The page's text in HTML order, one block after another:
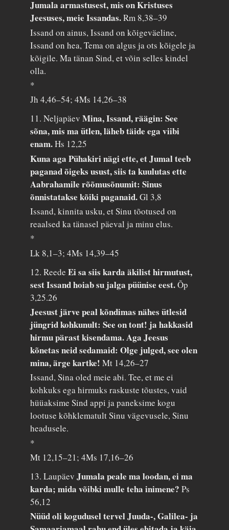
Jumala armastusest, mis on Kristuses
Jeesuses, meie Issandas.Rm 8,38–39
Issand on ainus, Issand on kõigeväeline,
Issand on hea, Tema on algus ja ots kõigele ja
kõigile. Ma tänan Sind, et võin selles kindel
olla.
*
Jh 4,46–54; 4Ms 14,26–38
11. NeljapäevMina, Issand, räägin: See
sõna, mis ma ütlen, läheb täide ega viibi
enam.Hs 12,25
Kuna aga Pühakiri nägi ette, et Jumal teeb
paganad õigeks usust, siis ta kuulutas ette
Aabrahamile rõõmusõnumit: Sinus
õnnistatakse kõiki paganaid.Gl 3,8
Issand, kinnita usku, et Sinu tõotused on
reaalsed ka tänasel päeval ja minu elus.
*
Lk 8,1–3; 4Ms 14,39–45
12. ReedeEi sa siis karda äkilist hirmutust,
sest Issand hoiab su jalga püünise eest.Õp
3,25.26
Jeesust järve peal kõndimas nähes ütlesid
jüngrid kohkunult: See on tont! ja hakkasid
hirmu pärast kisendama. Aga Jeesus
kõnetas neid sedamaid: Olge julged, see olen
mina, ärge kartke!Mt 14,26–27
Issand, Sina oled meie abi. Tee, et me ei
kohkuks ega hirmuks raskuste tõustes, vaid
hüüaksime Sind appi ja paneksime kogu
lootuse kõhklematult Sinu vägevusele, Sinu
headusele.
*
Mt 12,15–21; 4Ms 17,16–26
13. LaupäevJumala peale ma loodan, ei ma
karda; mida võibki mulle teha inimene?Ps
56,12
Nüüd oli kogudusel tervel Juuda-, Galilea- ja